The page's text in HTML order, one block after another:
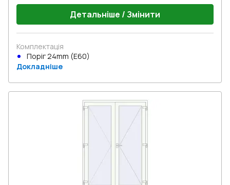
Детальніше / Змінити
Комплектація
Поріг 24mm (E60)
Докладніше